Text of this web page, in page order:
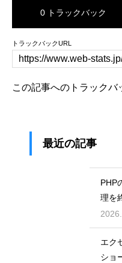
0 トラックバック
トラックバックURL
この記事へのトラックバ
最近の記事
PHP
理を
エク
ショ